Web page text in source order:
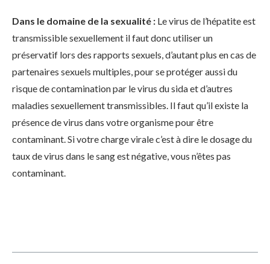
Dans le domaine de la sexualité : Le virus de l’hépatite est
transmissible sexuellement il faut donc utiliser un
préservatif lors des rapports sexuels, d’autant plus en cas de
partenaires sexuels multiples, pour se protéger aussi du
risque de contamination par le virus du sida et d’autres
maladies sexuellement transmissibles. Il faut qu’il existe la
présence de virus dans votre organisme pour être
contaminant. Si votre charge virale c’est à dire le dosage du
taux de virus dans le sang est négative, vous n’êtes pas
contaminant.